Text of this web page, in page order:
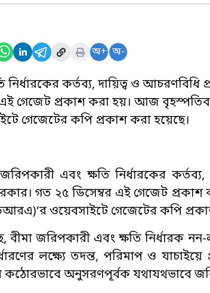
অ+ অ-
নির্ধারকের কর্তব্য, দায়িত্ব ও
গেজেট প্রকাশ করা হয়। আজ
গেজেটের কপি প্রকাশ করা হয়েছে।
এবং ক্ষতি নির্ধারকের
গত ২৫ ডিসেম্বর এই গেজেট প্রকাশ
ওয়েবসাইটে গেজেটের কপি
বীমা জরিপকারী এবং ক্ষতি নির্ধারক
লক্ষ্যে তদন্ত, পরিমাপ ও
কঠোরভাবে অনুসরণপূর্বক যথাযথভাবে